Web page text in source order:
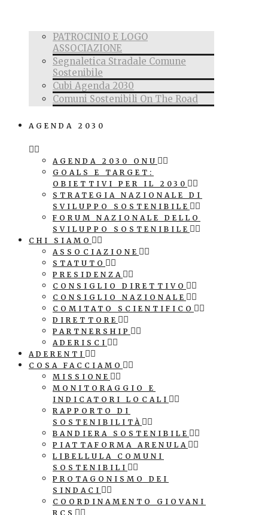
PATROCINIO E LOGO
ASSOCIAZIONE
Segnaletica Stradale Comune
Sostenibile
Cubi Agenda 2030
Comuni Sostenibili On The Road
AGENDA 2030
AGENDA 2030 ONU
GOALS E TARGET:
OBIETTIVI PER IL 2030
STRATEGIA NAZIONALE DI
SVILUPPO SOSTENIBILE
FORUM NAZIONALE DELLO
SVILUPPO SOSTENIBILE
CHI SIAMO
ASSOCIAZIONE
STATUTO
PRESIDENZA
CONSIGLIO DIRETTIVO
CONSIGLIO NAZIONALE
COMITATO SCIENTIFICO
DIRETTORE
PARTNERSHIP
ADERISCI
ADERENTI
COSA FACCIAMO
MISSIONE
MONITORAGGIO E
INDICATORI LOCALI
RAPPORTO DI
SOSTENIBILITÀ
BANDIERA SOSTENIBILE
PIATTAFORMA ARENULA
LIBELLULA COMUNI
SOSTENIBILI
PROTAGONISMO DEI
SINDACI
COORDINAMENTO GIOVANI
RCS